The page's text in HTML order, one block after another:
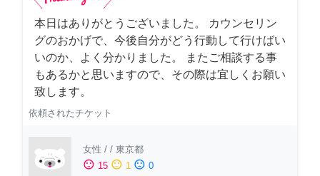
本日はありがとうございました。 カウンセリン
グのおかげで、今後自分がどう行動して行けばい
いのか、よく分かりました。 またご相談する事
もあるかと思いますので、その際は宜しくお願い
致します。
依頼されたチケット
女性 / / 東京都
sentiment_satisfied 15 sentiment_neutral 1 sentiment_dissatisfied 0